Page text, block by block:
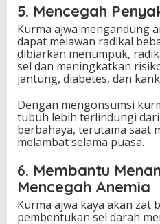
5. Mencegah
Kurma ajwa mengandung
dapat melawan radikal
dibiarkan menumpuk,
sel dan meningkatkan
jantung, diabetes, dan
Dengan mengonsumsi
tubuh lebih terlindungi
berbahaya, terutama saat
melambat selama puasa.
6. Membantu
Mencegah Anemia
Kurma ajwa kaya akan zat
pembentukan sel darah